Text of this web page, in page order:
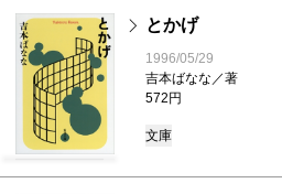
とかげ
1996/05/29
吉本ばなな／著
572円
文庫